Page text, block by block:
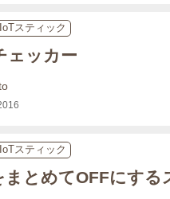
IoTスティック
ェッカー
IoTスティック
まとめてOFFにする